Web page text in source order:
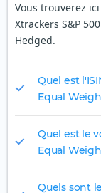
Vous trouverez
Xtrackers S&P
Hedged.
Quel est
Equal
Quel est le
Equal
Quels sont